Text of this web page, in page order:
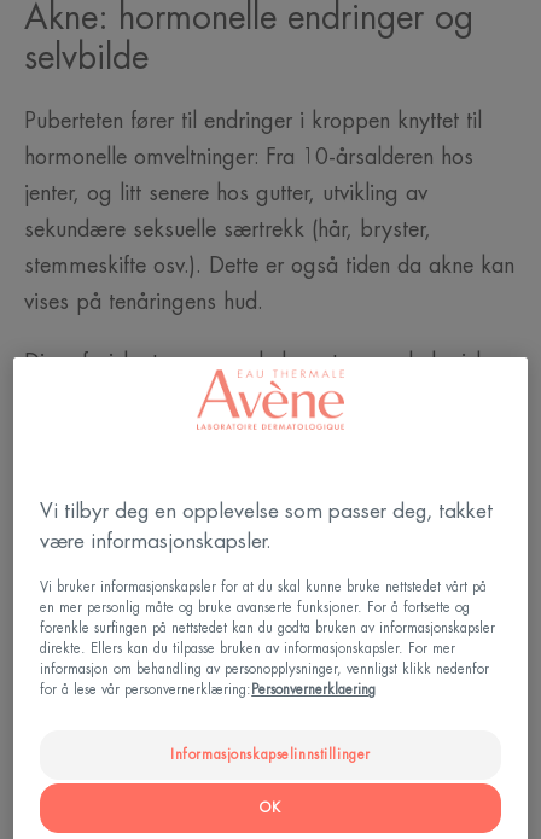
Akne: hormonelle endringer og
selvbilde
Puberteten fører til endringer i kroppen knyttet til
hormonelle omveltninger: Fra 10-årsalderen hos
jenter, og litt senere hos gutter, utvikling av
sekundære seksuelle særtrekk (hår, bryster,
stemmeskifte osv.). Dette er også tiden da akne kan
vises på tenåringens hud.
Disse fysiske tegnene er ledsaget av psykologiske
og atferds-endringer som er helt normale.
Tenåringen din løsriver seg gradvis fra foreldrenes
og imaget sitt, som er så viktig for tenåringer i det
21. århundre. Men når akne er involvert, kan den
psykologiske påvirkningen være betydelig og kan
til og med bidra til at tenåringen din trekker seg
tilbake.
Vi tilbyr deg en opplevelse som passer deg, takket
være informasjonskapsler.
Vi bruker informasjonskapsler for at du skal kunne bruke nettstedet vårt på
en mer personlig måte og bruke avanserte funksjoner. For å fortsette og
forenkle surfingen på nettstedet kan du godta bruken av informasjonskapsler
direkte. Ellers kan du tilpasse bruken av informasjonskapsler. For mer
informasjon om behandling av personopplysninger, vennligst klikk nedenfor
for å lese vår personvernerklæring: Personvernerklaering
Informasjonskapselinnstillinger
OK